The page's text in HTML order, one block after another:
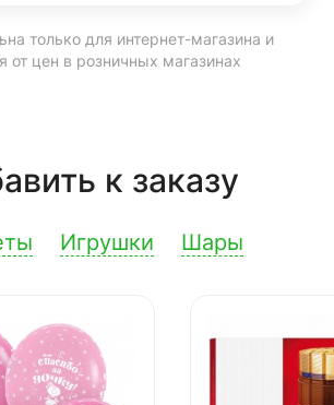
только для интернет-магазина и
от цен в розничных магазинах
к заказу
Игрушки Шары